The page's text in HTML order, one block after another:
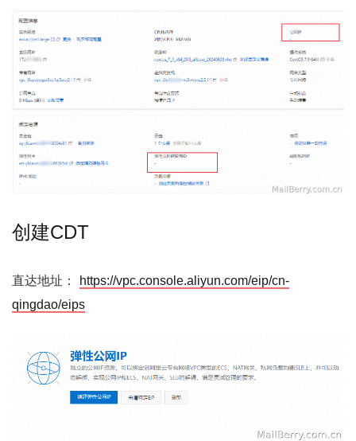
创建CDT
直达地址：
https://vpc.console.aliyun.com/eip/cn-
qingdao/eips